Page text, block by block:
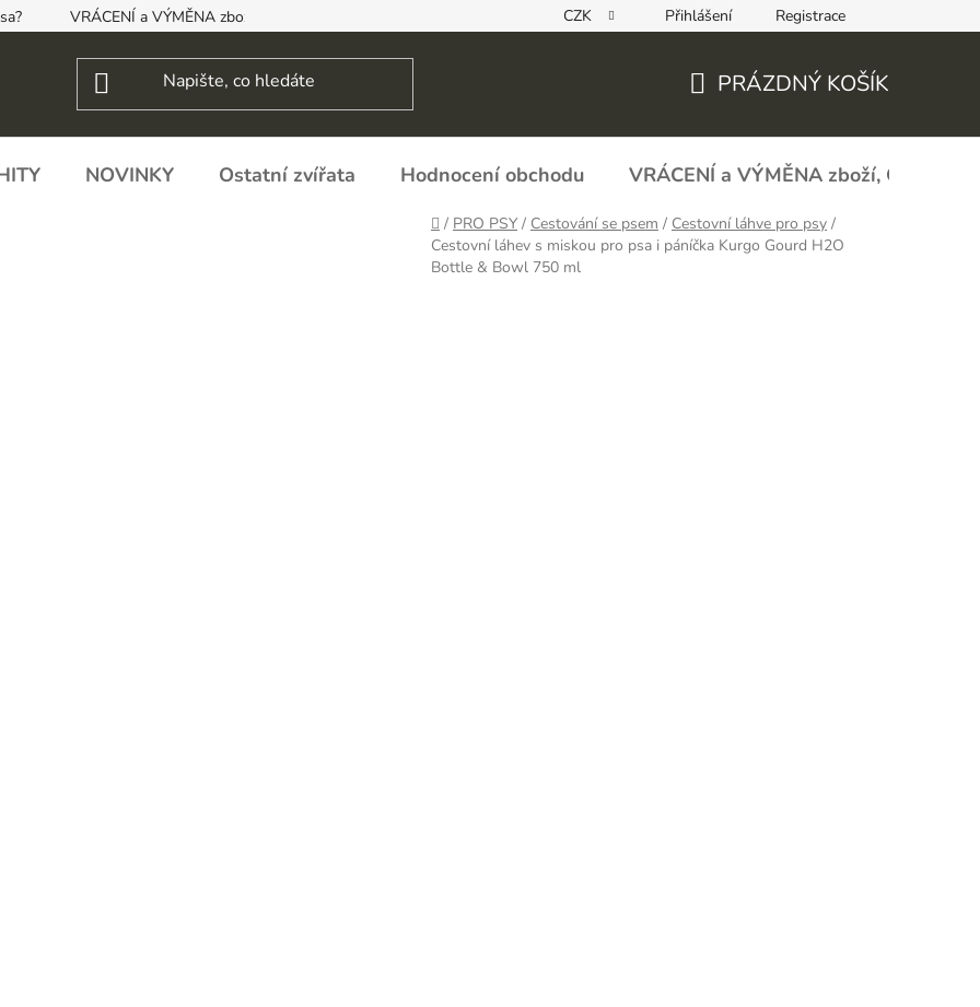
VRÁCENÍ a VÝMĚNA zboží, ODSTOUPENÍ OD SMLOUVY REKLAMAČNÍ FORMULÁŘ - zboží s vadou
CZK Přihlášení Registrace
KOŠÍK
PRÁZDNÝ KOŠÍK
NOVINKY Ostatní zvířata Hodnocení obchodu VRÁCENÍ a VÝMĚNA zboží,
Domů
/ PRO PSY / Cestování se psem / Cestovní láhve pro psy /
Cestovní láhev s miskou pro psa i páníčka Kurgo Gourd H2O
Bottle & Bowl 750 ml